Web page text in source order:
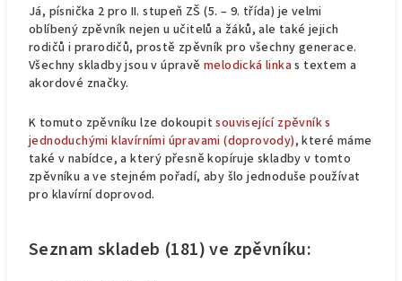
Já, písnička 2 pro II. stupeň ZŠ (5. – 9. třída) je velmi
oblíbený zpěvník nejen u učitelů a žáků, ale také jejich
rodičů i prarodičů, prostě zpěvník pro všechny generace.
Všechny skladby jsou v úpravě melodická linkas textem a
akordové značky.
K tomuto zpěvníku lze dokoupitsouvisející zpěvník s
jednoduchými klavírními úpravami (doprovody), které máme
také v nabídce, a který přesně kopíruje skladby v tomto
zpěvníku a ve stejném pořadí, aby šlo jednoduše používat
pro klavírní doprovod.
Seznam skladeb (181) ve zpěvníku: